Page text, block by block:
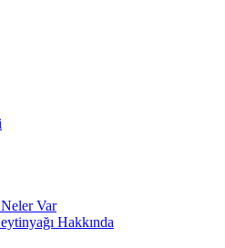
Var
Hakkında